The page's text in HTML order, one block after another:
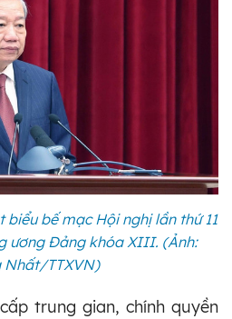
biểu bế mạc Hội nghị lần thứ 11
ương Đảng khóa XIII. (Ảnh:
Nhất/TTXVN)
trung gian, chính quyền